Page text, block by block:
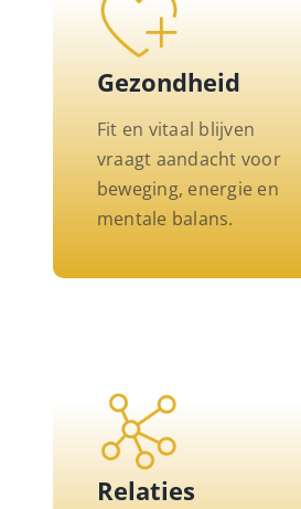
Gezondheid
Fit en vitaal blijven
vraagt aandacht voor
beweging, energie en
mentale balans.
Relaties